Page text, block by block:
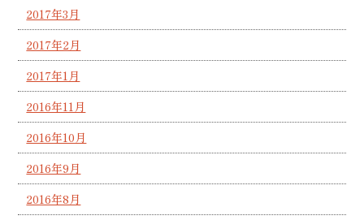
2017年3月
2017年2月
2017年1月
2016年11月
2016年10月
2016年9月
2016年8月